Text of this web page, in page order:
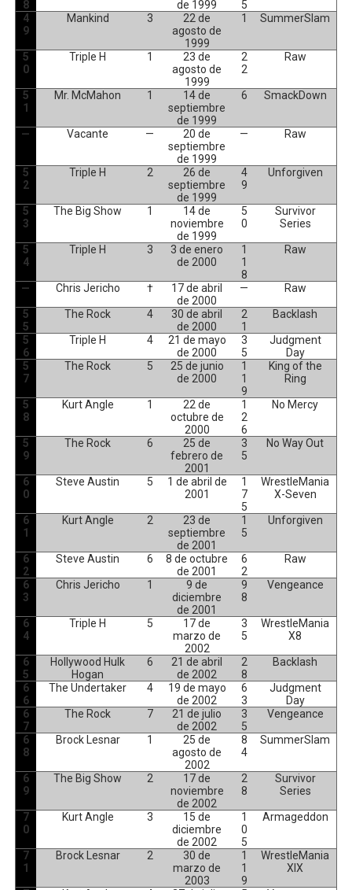
8 de 1999
5
4
9
Mankind 3
22 de
agosto de
1999
1 SummerSlam
5
0
Triple H 1
23 de
agosto de
1999
2
2
Raw
5
1
Mr. McMahon 1
14 de
septiembre
de 1999
6 SmackDown
— Vacante —
20 de
septiembre
de 1999
— Raw
5
2
Triple H 2
26 de
septiembre
de 1999
4
9
Unforgiven
5
3
The Big Show 1
14 de
noviembre
de 1999
5
0
Survivor
Series
5
4
Triple H 3
3 de enero
de 2000
1
1
8
Raw
— Chris Jericho †
17 de abril
de 2000
— Raw
5
5
The Rock 4
30 de abril
de 2000
2
1
Backlash
5
6
Triple H 4
21 de mayo
de 2000
3
5
Judgment
Day
5
7
The Rock 5
25 de junio
de 2000
1
1
9
King of the
Ring
5
8
Kurt Angle 1
22 de
octubre de
2000
1
2
6
No Mercy
5
9
The Rock 6
25 de
febrero de
2001
3
5
No Way Out
6
0
Steve Austin 5
1 de abril de
2001
1
7
5
WrestleMania
X-Seven
6
1
Kurt Angle 2
23 de
septiembre
de 2001
1
5
Unforgiven
6
2
Steve Austin 6
8 de octubre
de 2001
6
2
Raw
6
3
Chris Jericho 1
9 de
diciembre
de 2001
9
8
Vengeance
6
4
Triple H 5
17 de
marzo de
2002
3
5
WrestleMania
X8
6
5
Hollywood Hulk
Hogan
6
21 de abril
de 2002
2
8
Backlash
6
6
The Undertaker 4
19 de mayo
de 2002
6
3
Judgment
Day
6
7
The Rock 7
21 de julio
de 2002
3
5
Vengeance
6
8
Brock Lesnar 1
25 de
agosto de
2002
8
4
SummerSlam
6
9
The Big Show 2
17 de
noviembre
de 2002
2
8
Survivor
Series
7
0
Kurt Angle 3
15 de
diciembre
de 2002
1
0
5
Armageddon
7
1
Brock Lesnar 2
30 de
marzo de
2003
1
1
9
WrestleMania
XIX